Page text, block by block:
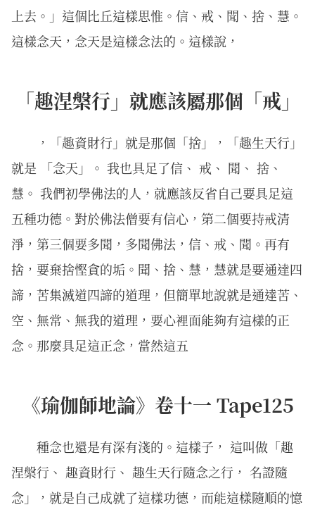
上去。」這個比丘這樣思惟。信、戒、聞、捨、慧。
這樣念天，念天是這樣念法的。這樣說，
「趣涅槃行」就應該屬那個「戒」
，「趣資財行」就是那個「捨」，「趣生天行」
就是 「念天」。 我也具足了信、 戒、 聞、 捨、
慧。 我們初學佛法的人，就應該反省自己要具足這
五種功德。對於佛法僧要有信心，第二個要持戒清
淨，第三個要多聞，多聞佛法，信、戒、聞。再有
捨，要棄捨慳貪的垢。聞、捨、慧，慧就是要通達四
諦，苦集滅道四諦的道理，但簡單地說就是通達苦、
空、無常、無我的道理，要心裡面能夠有這樣的正
念。那麼具足這正念，當然這五
《瑜伽師地論》卷十一 Tape125
種念也還是有深有淺的。這樣子， 這叫做「趣
涅槃行、 趣資財行、 趣生天行隨念之行， 名證隨
念」，就是自己成就了這樣功德，而能這樣隨順的憶